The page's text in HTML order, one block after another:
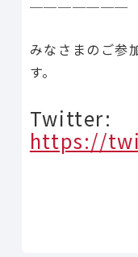
───────
みなさまのご参
す。
Twitter:
https://